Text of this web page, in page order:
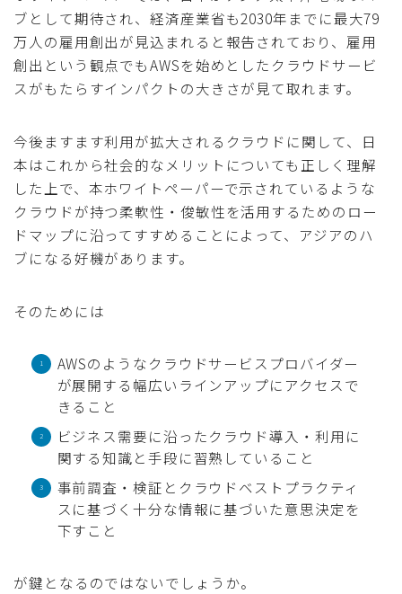
ブとして期待され、経済産業省も2030年までに最大79
万人の雇用創出が見込まれると報告されており、雇用
創出という観点でもAWSを始めとしたクラウドサービ
スがもたらすインパクトの大きさが見て取れます。
今後ますます利用が拡大されるクラウドに関して、日
本はこれから社会的なメリットについても正しく理解
した上で、本ホワイトペーパーで示されているような
クラウドが持つ柔軟性・俊敏性を活用するためのロー
ドマップに沿ってすすめることによって、アジアのハ
ブになる好機があります。
そのためには
AWSのようなクラウドサービスプロバイダー
が展開する幅広いラインアップにアクセスで
きること
ビジネス需要に沿ったクラウド導入・利用に
関する知識と手段に習熟していること
事前調査・検証とクラウドベストプラクティ
スに基づく十分な情報に基づいた意思決定を
下すこと
が鍵となるのではないでしょうか。